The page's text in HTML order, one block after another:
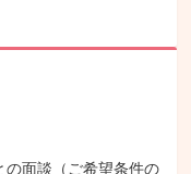
の面談（ご希望条件の